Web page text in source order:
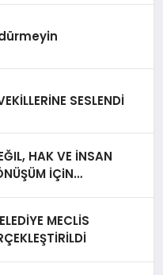
SESLENDİ
HAK VE İNSAN
İÇiN
MECLİS